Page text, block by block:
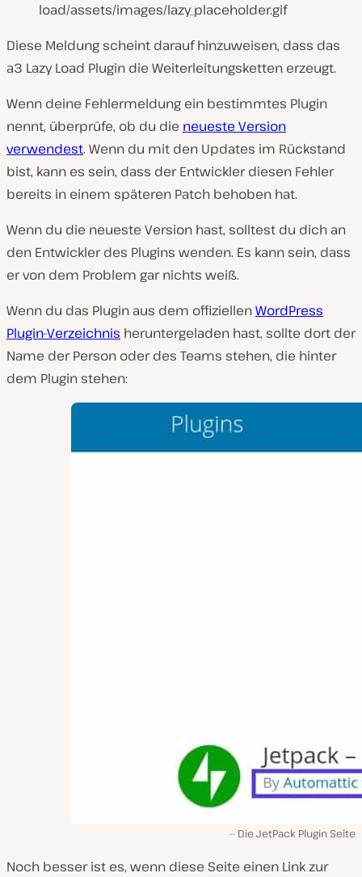
load/assets/images/lazy_placeholder.gif
Diese Meldung scheint darauf hinzuweisen, dass das
a3 Lazy Load Plugin die Weiterleitungsketten erzeugt.
Wenn deine Fehlermeldung ein bestimmtes Plugin
nennt, überprüfe, ob du die neueste Version
verwendest. Wenn du mit den Updates im Rückstand
bist, kann es sein, dass der Entwickler diesen Fehler
bereits in einem späteren Patch behoben hat.
Wenn du die neueste Version hast, solltest du dich an
den Entwickler des Plugins wenden. Es kann sein, dass
er von dem Problem gar nichts weiß.
Wenn du das Plugin aus dem offiziellenWordPress
Plugin-Verzeichnis heruntergeladen hast, sollte dort der
Name der Person oder des Teams stehen, die hinter
dem Plugin stehen:
Die JetPack Plugin Seite
Noch besser ist es, wenn diese Seite einen Link zur